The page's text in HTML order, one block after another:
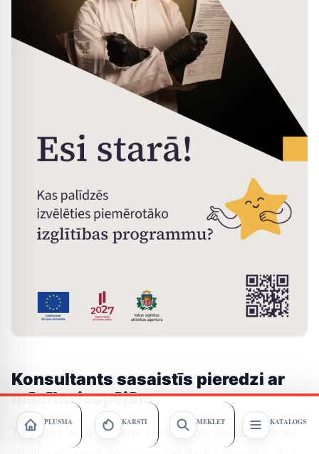
Konsultants sasaistīs pieredzi ar
mācību iespējām
Tikšanās laikā karjeras konsultants palīdz izvērtēt
PLŪSMA KARSTI MEKLĒT KATALOGS